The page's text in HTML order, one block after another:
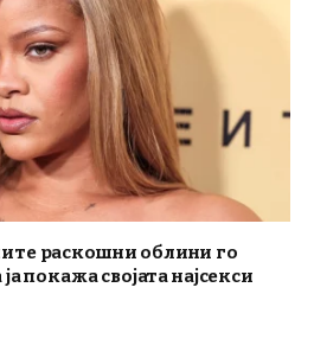
раскошни облини го
покажа својата најсекси